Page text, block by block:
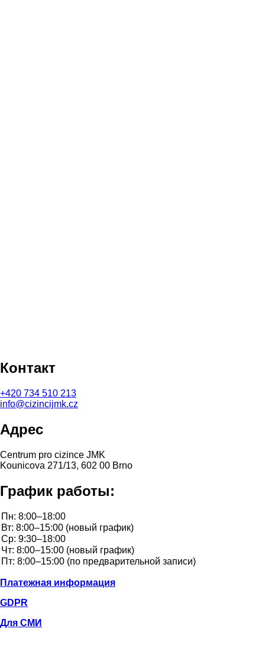
Контакт
+420 734 510 213
info@cizincijmk.cz
Адрес
Centrum pro cizince JMK
Kounicova 271/13, 602 00 Brno
График работы:
Платежная информация
GDPR
Для СМИ